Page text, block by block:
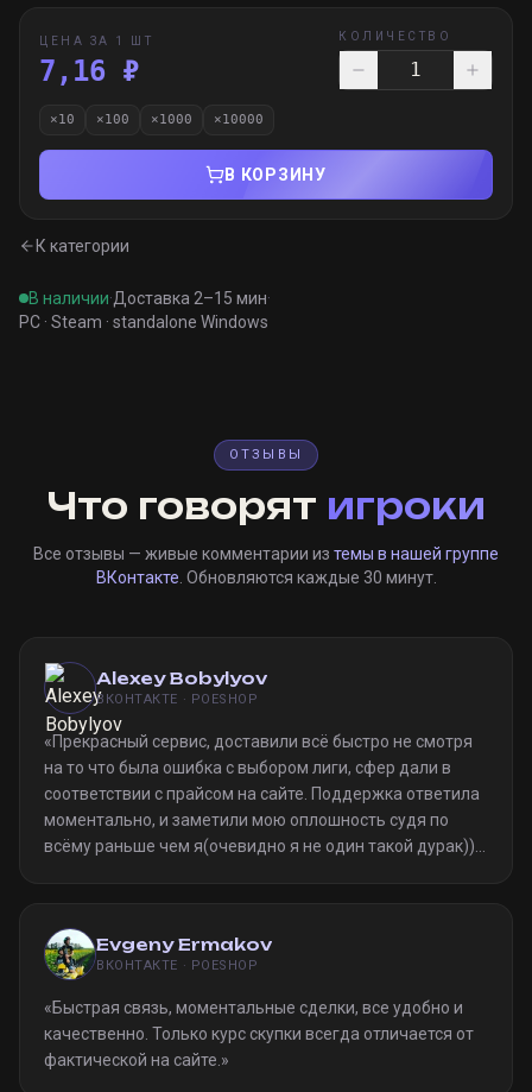
ЦЕНА ЗА 1 ШТ
7,16 ₽
КОЛИЧЕСТВО
×10 ×100 ×1000 ×10000
В КОРЗИНУ
К категории
В наличии·Доставка 2–15 мин·
PC · Steam · standalone Windows
ОТЗЫВЫ
Что говорят игроки
Все отзывы — живые комментарии из темы в нашей группе
ВКонтакте . Обновляются каждые 30 минут.
Alexey Bobylyov
ВКОНТАКТЕ · POESHOP
«Прекрасный сервис, доставили всё быстро не смотря
на то что была ошибка с выбором лиги, сфер дали в
соответствии с прайсом на сайте. Поддержка ответила
моментально, и заметили мою оплошность судя по
всёму раньше чем я(очевидно я не один такой дурак)).
Evgeny Ermakov
ВКОНТАКТЕ · POESHOP
«Быстрая связь, моментальные сделки, все удобно и
качественно. Только курс скупки всегда отличается от
фактической на сайте. »